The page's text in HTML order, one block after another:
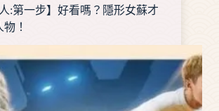
:第一步】好看嗎？隱形女蘇才
！